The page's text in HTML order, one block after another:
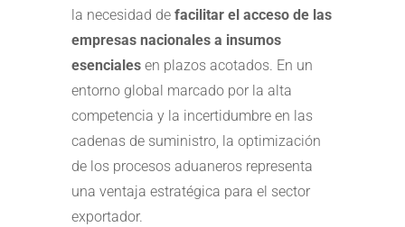
la necesidad de facilitar el acceso de las
empresas nacionales a insumos
esenciales en plazos acotados. En un
entorno global marcado por la alta
competencia y la incertidumbre en las
cadenas de suministro, la optimización
de los procesos aduaneros representa
una ventaja estratégica para el sector
exportador.